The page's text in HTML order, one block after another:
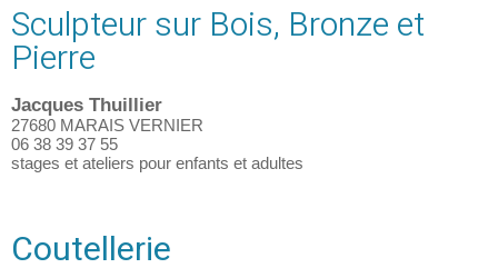
Sculpteur sur Bois, Bronze et
Pierre
Jacques Thuillier
27680 MARAIS VERNIER
06 38 39 37 55
stages et ateliers pour enfants et adultes
Coutellerie